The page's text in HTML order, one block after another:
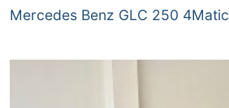
Mercedes Benz GLC 250 4Matic